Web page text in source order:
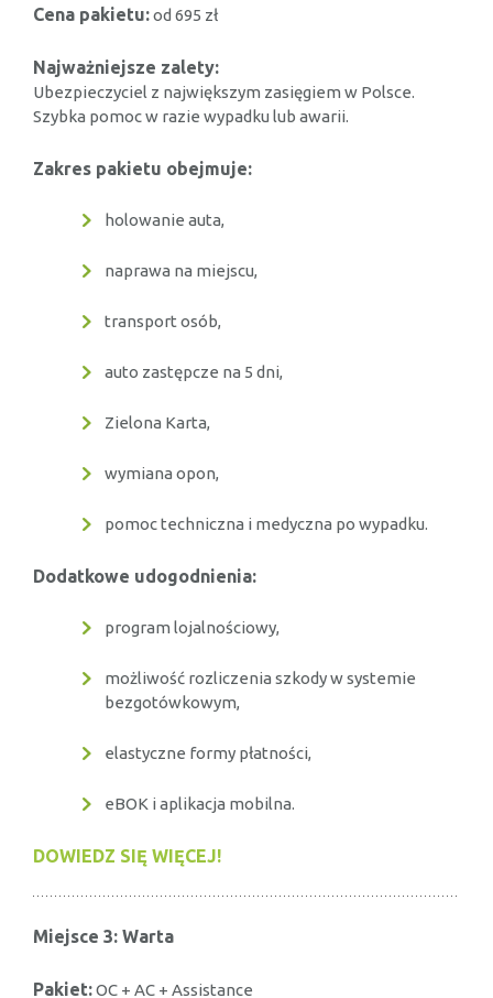
Cena pakietu:od 695 zł
Najważniejsze zalety:
Ubezpieczyciel z największym zasięgiem w Polsce.
Szybka pomoc w razie wypadku lub awarii.
Zakres pakietu obejmuje:
holowanie auta,
naprawa na miejscu,
transport osób,
auto zastępcze na 5 dni,
Zielona Karta,
wymiana opon,
pomoc techniczna i medyczna po wypadku.
Dodatkowe udogodnienia:
program lojalnościowy,
możliwość rozliczenia szkody w systemie
bezgotówkowym,
elastyczne formy płatności,
eBOK i aplikacja mobilna.
DOWIEDZ SIĘ WIĘCEJ!
Miejsce 3: Warta
Pakiet:OC + AC + Assistance